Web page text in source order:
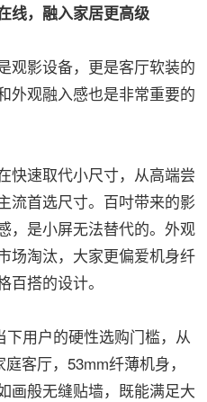
，融入家居更高级
影设备，更是客厅软装的
外观融入感也是非常重要的
速取代小尺寸，从高端尝
流首选尺寸。百吋带来的影
，是小屏无法替代的。外观
场淘汰，大家更偏爱机身纤
搭的设计。
用户的硬性选购门槛，从
客厅，53mm纤薄机身，
画般无缝贴墙，既能满足大